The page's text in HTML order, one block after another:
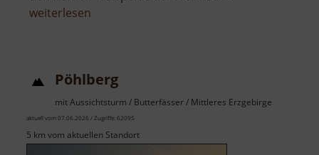
weiterlesen
Pöhlberg
mit Aussichtsturm / Butterfässer / Mittleres Erzgebirge
aktuell vom 07.06.2026 / Zugriffe: 62095
5 km vom aktuellen Standort